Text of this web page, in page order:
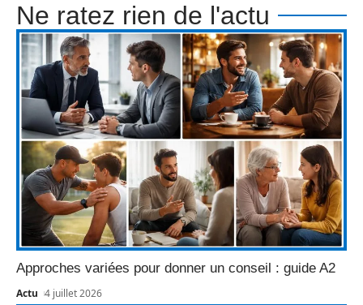
Ne ratez rien de l'actu
Approches variées pour donner un conseil : guide A2
Actu 4 juillet 2026